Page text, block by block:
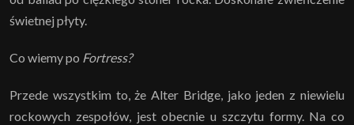
świetnej płyty.
Co wiemy po Fortress?
Przede wszystkim to, że Alter Bridge, jako jeden z niewielu
rockowych zespołów, jest obecnie u szczytu formy. Na co